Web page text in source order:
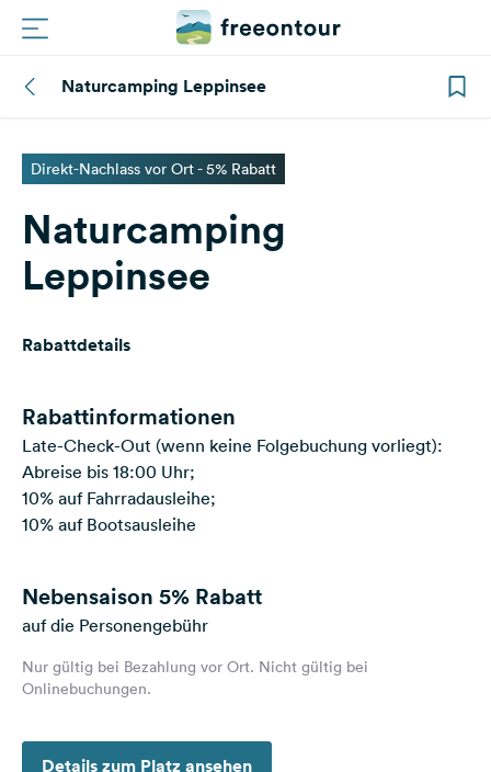
Plätze
Magazin
Partner
Registrieren
Newsletter
Fragen &
Feedback
uns
auf
Naturcamping Leppinsee
Direkt-Nachlass vor Ort - 5% Rabatt
Naturcamping
Leppinsee
Rabattdetails
Rabattinformationen
Late-Check-Out (wenn keine Folgebuchung vorliegt):
Abreise bis 18:00 Uhr;
10% auf Fahrradausleihe;
10% auf Bootsausleihe
Nebensaison 5% Rabatt
auf die Personengebühr
Nur gültig bei Bezahlung vor Ort. Nicht gültig bei
Onlinebuchungen.
Details zum Platz ansehen